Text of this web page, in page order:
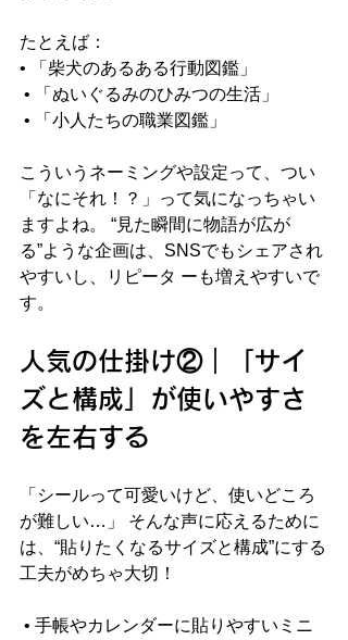
たとえば：
• 「柴犬のあるある行動図鑑」
• 「ぬいぐるみのひみつの生活」
• 「小人たちの職業図鑑」
こういうネーミングや設定って、つい
「なにそれ！？」って気になっちゃい
ますよね。 “見た瞬間に物語が広が
る”ような企画は、SNSでもシェアされ
やすいし、リピータ ーも増えやすいで
す。
人気の仕掛け②｜「サイ
ズと構成」が使いやすさ
を左右する
「シールって可愛いけど、使いどころ
が難しい…」 そんな声に応えるために
は、“貼りたくなるサイズと構成”にする
工夫がめちゃ大切！
• 手帳やカレンダーに貼りやすいミニ